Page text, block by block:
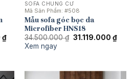
₫Giá
hiện
SOFA CHUNG CƯ
Mã Sản Phẩm: #508
Mẫu sofa góc bọc da
Microfiber HNS18
34.500.000₫ Giá
31.119.000 ₫Giá
hiện
Xem ngay